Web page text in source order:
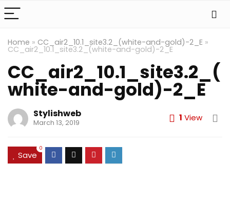
Home » CC_air2_10.1_site3.2_(white-and-gold)-2_E »
CC_air2_10.1_site3.2_(white-and-gold)-2_E
CC_air2_10.1_site3.2_(
white-and-gold)-2_E
Stylishweb
March 13, 2019 1 View
Save
0